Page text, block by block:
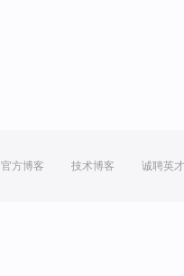
官方博客 技术博客 诚聘英才